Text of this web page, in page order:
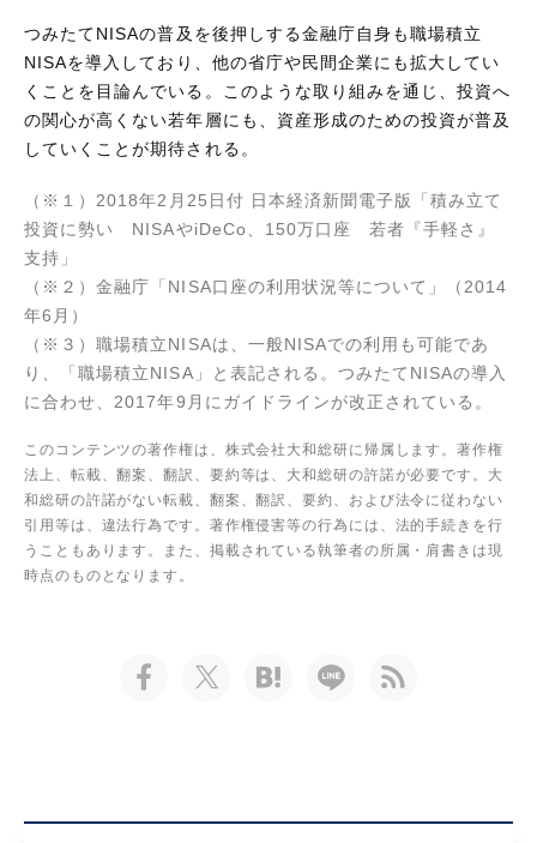
つみたてNISAの普及を後押しする金融庁自身も職場積立
NISAを導入しており、他の省庁や民間企業にも拡大してい
くことを目論んでいる。このような取り組みを通じ、投資へ
の関心が高くない若年層にも、資産形成のための投資が普及
していくことが期待される。
（※１）2018年2月25日付 日本経済新聞電子版「積み立て
投資に勢い NISAやiDeCo、150万口座 若者『手軽さ』
支持」
（※２）金融庁「NISA口座の利用状況等について」（2014
年6月）
（※３）職場積立NISAは、一般NISAでの利用も可能であ
り、「職場積立NISA」と表記される。つみたてNISAの導入
に合わせ、2017年9月にガイドラインが改正されている。
このコンテンツの著作権は、株式会社大和総研に帰属します。著作権
法上、転載、翻案、翻訳、要約等は、大和総研の許諾が必要です。大
和総研の許諾がない転載、翻案、翻訳、要約、および法令に従わない
引用等は、違法行為です。著作権侵害等の行為には、法的手続きを行
うこともあります。また、掲載されている執筆者の所属・肩書きは現
時点のものとなります。